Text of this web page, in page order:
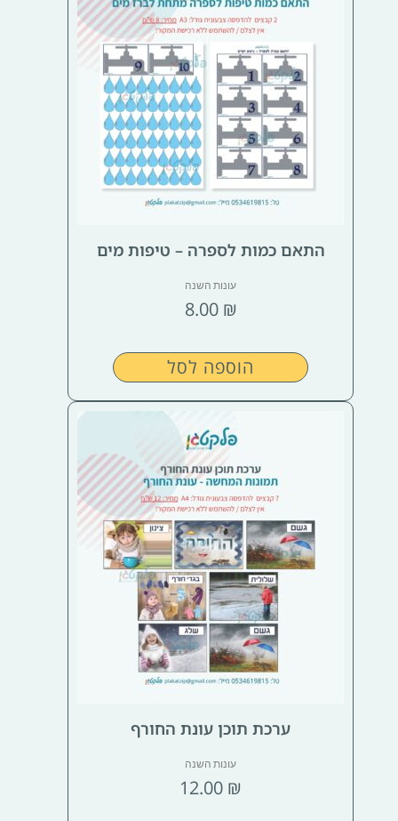
התאם כמות לספרה – טיפות מים
עונות השנה
8.00 ₪
הוספה לסל
ערכת תוכן עונת החורף
עונות השנה
12.00 ₪